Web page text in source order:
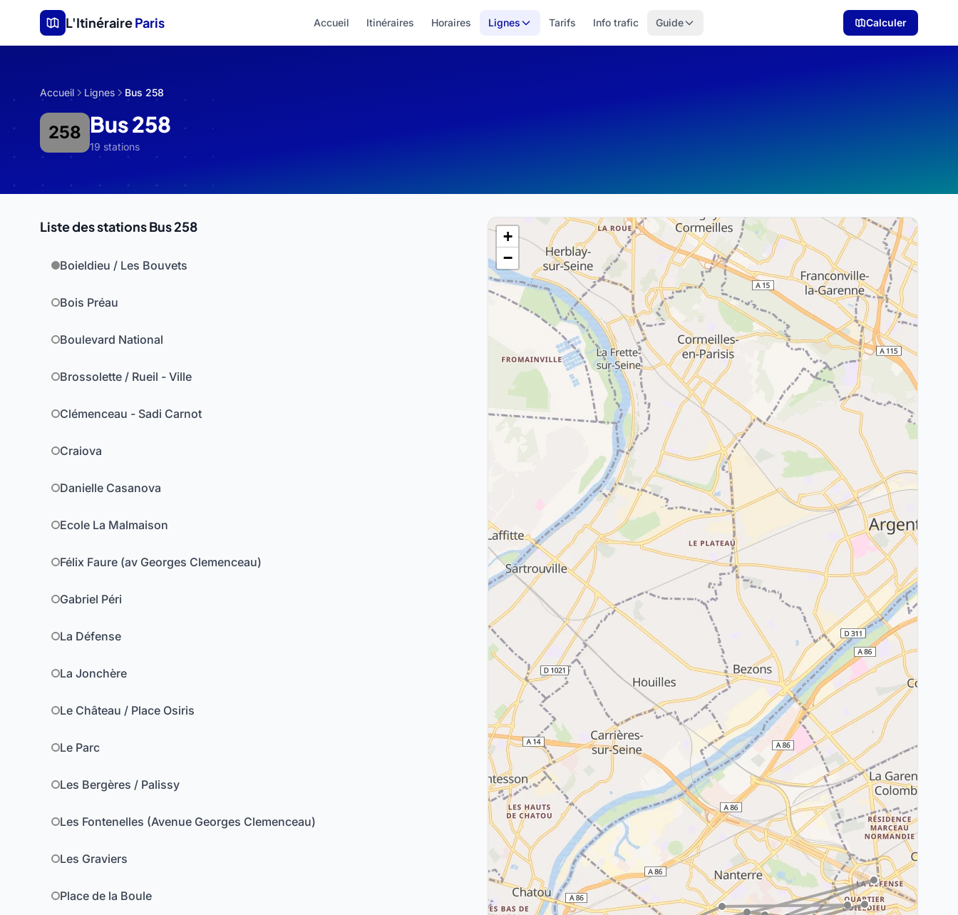
Aller au contenu principal
L'ItinéraireParis Accueil Itinéraires Horaires Lignes Tarifs Info trafic Guide Calculer
Accueil Lignes Bus 258
258 Bus 258
19 stations
Liste des stations Bus 258
Boieldieu / Les Bouvets
Bois Préau
Boulevard National
Brossolette / Rueil - Ville
Clémenceau - Sadi Carnot
Craiova
Danielle Casanova
Ecole La Malmaison
Félix Faure (av Georges Clemenceau)
Gabriel Péri
La Défense
La Jonchère
Le Château / Place Osiris
Le Parc
Les Bergères / Palissy
Les Fontenelles (Avenue Georges Clemenceau)
Les Graviers
Place de la Boule
+
−